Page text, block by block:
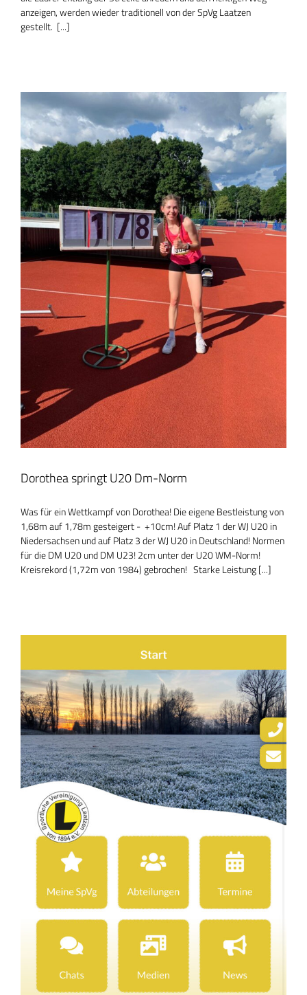
anzeigen, werden wieder traditionell von der SpVg Laatzen
gestellt. [...]
Dorothea springt U20 Dm-Norm
Was für ein Wettkampf von Dorothea! Die eigene Bestleistung von
1,68m auf 1,78m gesteigert - +10cm! Auf Platz 1 der WJ U20 in
Niedersachsen und auf Platz 3 der WJ U20 in Deutschland! Normen
für die DM U20 und DM U23! 2cm unter der U20 WM-Norm!
Kreisrekord (1,72m von 1984) gebrochen! Starke Leistung [...]